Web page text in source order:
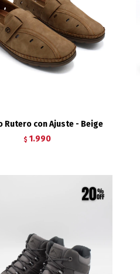
Rutero con Ajuste - Beige
$ 1.990